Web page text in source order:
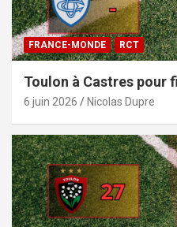
FRANCE-MONDE RCT
Toulon à Castres pour
6 juin 2026 Nicolas Dupre